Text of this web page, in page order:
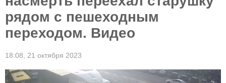
рядом с пешеходным
переходом. Видео
18:08, 21 октября 2023